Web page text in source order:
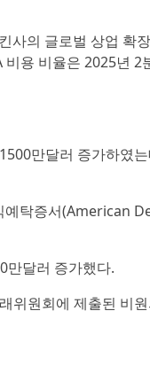
사의 글로벌 상업 확
용 비율은 2025년 2
만달러 증가하였
탁증서(American
만달러 증가했다.
위원회에 제출된 비